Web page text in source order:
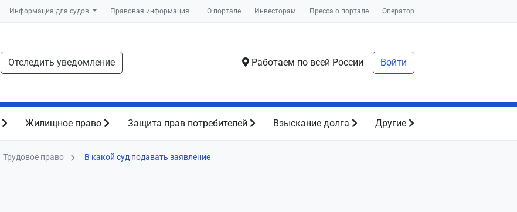
Информация для судов Правовая информация О портале Инвесторам Пресса о портале Оператор
Отследить уведомление Работаем по всей России Войти
Жилищное право Защита прав потребителей Взыскание долга Другие
Трудовое право В какой суд подавать заявление